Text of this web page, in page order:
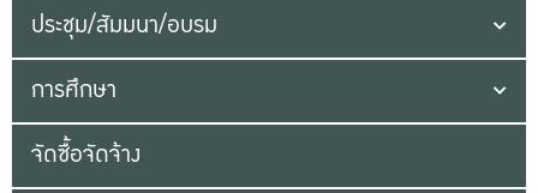
ประชุม/สัมมนา/อบรม
การศึกษา
จัดซื้อจัดจ้าง